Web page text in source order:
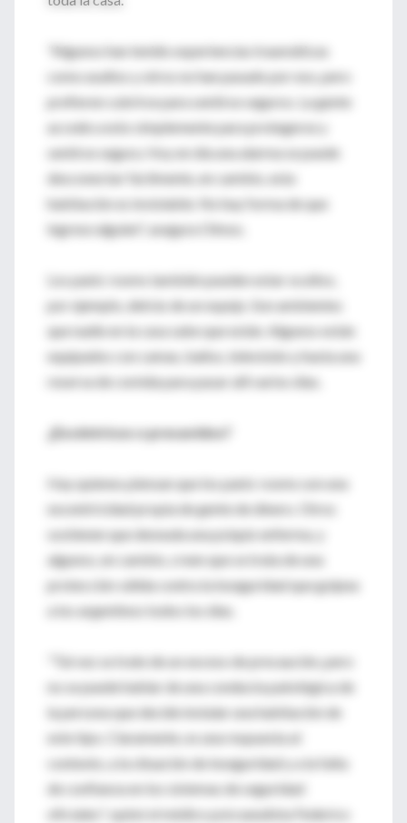
"Algunos han tenido experiencias traumáticas
como asaltos y otros no han pasado por eso, pero
prefieren cubrirse para sentirse seguros. La gente
accede a esto simplemente para protegerse y
sentirse segura. Hoy en día una alarma se puede
desconectar fácilmente, en cambio, esta
habitación es inviolable. No hay forma de que
ingrese alguien", asegura Olmos.
Los panic rooms también pueden estar ocultos,
por ejemplo, detrás de un espejo. Son ambientes
que nadie en la casa sabe que están. Algunos están
equipados con camas, baños, televisión y hasta una
reserva de comida para pasar allí varios días.
¿Excéntricos o precavidos?
Hay quienes piensan que los panic rooms son una
excentricidad propia de gente de dinero. Otros
sostienen que desnuda una psiquis enferma, y
algunos, en cambio, creen que se trata de una
protección válida contra la inseguridad que golpea
a los argentinos todos los días.
"Tal vez se trate de un exceso de precaución, pero
no se puede hablar de una conducta patológica de
la persona que decide instalar una habitación de
este tipo. Claramente, es una respuesta al
contexto, a la situación de inseguridad y a la falta
de confianza en los sistemas de seguridad
oficiales", opinó el médico psicoanalista Federico